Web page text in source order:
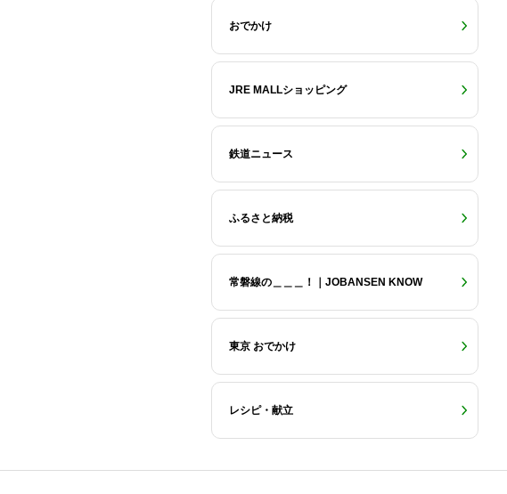
おでかけ
JRE MALLショッピング
鉄道ニュース
ふるさと納税
常磐線の＿＿＿！｜JOBANSEN KNOW
東京 おでかけ
レシピ・献立